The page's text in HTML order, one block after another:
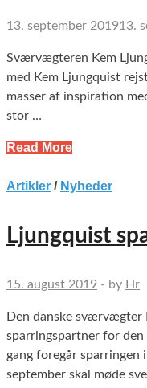
13. september 201913.
Sværvægteren Kem
med Kem Ljungquist
masser af inspiration
stor …
Read More
Artikler / Nyheder
Ljungquist
15. august 2019 - by Hr
Den danske sværvægter
sparringspartner for den
gang foregår sparringen
september skal møde